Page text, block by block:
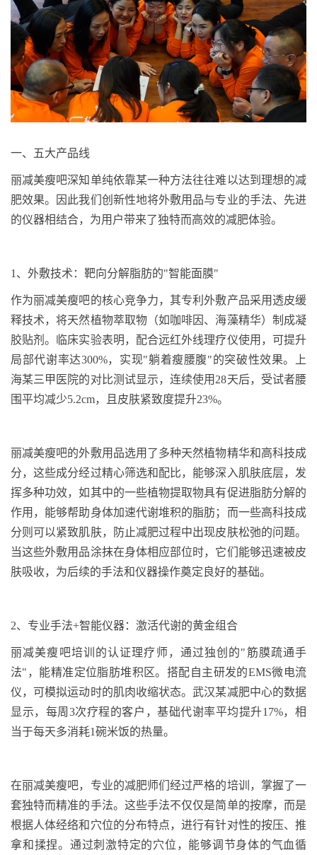
一、五大产品线
丽减美瘦吧深知单纯依靠某一种方法往往难以达到理想的减
肥效果。因此我们创新性地将外敷用品与专业的手法、先进
的仪器相结合，为用户带来了独特而高效的减肥体验。
1 、 外敷技术：靶向分解脂肪的"智能面膜"
作为丽减美瘦吧的核心竞争力，其专利外敷产品采用透皮缓
释技术，将天然植物萃取物（如咖啡因、海藻精华）制成凝
胶贴剂。临床实验表明，配合远红外线理疗仪使用，可提升
局部代谢率达300%，实现"躺着瘦腰腹"的突破性效果。上
海某三甲医院的对比测试显示，连续使用 28天后，受试者腰
围平均减少5.2cm，且皮肤紧致度提升23%。
丽减美瘦吧的外敷用品选用了多种天然植物精华和高科技成
分，这些成分经过精心筛选和配比，能够深入肌肤底层，发
挥多种功效，如其中的一些植物提取物具有促进脂肪分解的
作用，能够帮助身体加速代谢堆积的脂肪；而一些高科技成
分则可以紧致肌肤，防止减肥过程中出现皮肤松弛的问题。
当这些外敷用品涂抹在身体相应部位时，它们能够迅速被皮
肤吸收，为后续的手法和仪器操作奠定良好的基础。
2、 专业手法+智能仪器：激活代谢的黄金组合
丽减美瘦吧培训的认证理疗师，通过独创的"筋膜疏通手
法" ，能精准定位脂肪堆积区。搭配自主研发的EMS微电流
仪，可模拟运动时的肌肉收缩状态。武汉某减肥中心的数据
显示，每周 3次疗程的客户，基础代谢率平均提升17%，相
当于每天多消耗1碗米饭的热量。
在丽减美瘦吧，专业的减肥师们经过严格的培训，掌握了一
套独特而精准的手法。这些手法不仅仅是简单的按摩，而是
根据人体经络和穴位的分布特点，进行有针对性的按压、推
拿和揉捏。通过刺激特定的穴位，能够调节身体的气血循